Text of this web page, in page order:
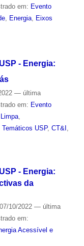
em: Evento
, Energia, Eixos
- Energia:
— última
em: Evento
,
Temáticos USP, CT&I ,
- Energia:
da
10/2022 — última
em:
Acessível e